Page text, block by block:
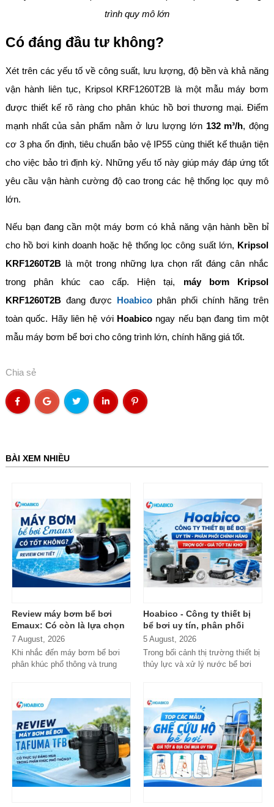
trình quy mô lớn
Có đáng đầu tư không?
Xét trên các yếu tố về công suất, lưu lượng, độ bền và khả năng
vận hành liên tục, Kripsol KRF1260T2B là một mẫu máy bơm
được thiết kế rõ ràng cho phân khúc hồ bơi thương mại. Điểm
mạnh nhất của sản phẩm nằm ở lưu lượng lớn 132 m³/h, động
cơ 3 pha ổn định, tiêu chuẩn bảo vệ IP55 cùng thiết kế thuận tiện
cho việc bảo trì định kỳ. Những yếu tố này giúp máy đáp ứng tốt
yêu cầu vận hành cường độ cao trong các hệ thống lọc quy mô
lớn.
Nếu bạn đang cần một máy bơm có khả năng vận hành bền bỉ
cho hồ bơi kinh doanh hoặc hệ thống lọc công suất lớn, Kripsol
KRF1260T2Blà một trong những lựa chọn rất đáng cân nhắc
trong phân khúc cao cấp. Hiện tại, máy bơm Kripsol
KRF1260T2Bđang được Hoabicophân phối chính hãng trên
toàn quốc. Hãy liên hệ với Hoabico ngay nếu bạn đang tìm một
mẫu máy bơm bể bơi cho công trình lớn, chính hãng giá tốt.
Chia sẻ
BÀI XEM NHIỀU
Review máy bơm bể bơi
Emaux: Có còn là lựa chọn
đáng mua?
7 August, 2026
Khi nhắc đến máy bơm bể bơi
phân khúc phổ thông và trung
Hoabico - Công ty thiết bị
bể bơi uy tín, phân phối
chính hãng toàn quốc
5 August, 2026
Trong bối cảnh thị trường thiết bị
thủy lực và xử lý nước bể bơi